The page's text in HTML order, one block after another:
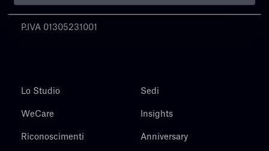
Chiomenti
P.IVA 01305231001
Lo Studio
WeCare
Riconoscimenti
Sedi
Insights
Anniversary